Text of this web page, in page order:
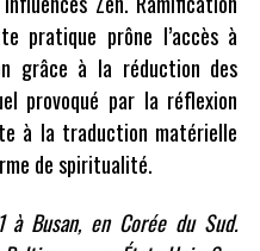
pratique prône l’accès à
grâce à la réduction des
provoqué par la réflexion
à la traduction matérielle
de spiritualité.
à Busan, en Corée du Sud.